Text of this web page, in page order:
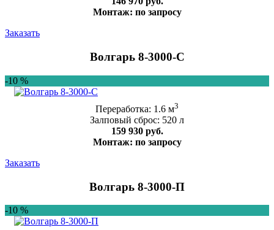
Монтаж: по запросу
Заказать
Волгарь 8-3000-С
-10 %
Переработка: 1.6 м3
Залповый сброс: 520 л
159 930 руб.
Монтаж: по запросу
Заказать
Волгарь 8-3000-П
-10 %